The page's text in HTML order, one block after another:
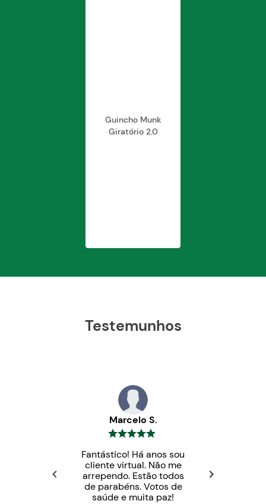
Guincho Munk
Giratório 2.0
Testemunhos
Marcelo S.
Fantástico! Há anos sou
cliente virtual. Não me
arrependo. Estão todos
de parabéns. Votos de
saúde e muita paz!